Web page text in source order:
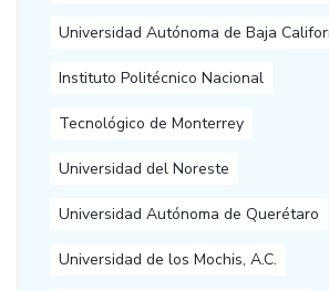
Universidad Autónoma de Baja
Instituto Politécnico Nacional
Tecnológico de Monterrey
Universidad del Noreste
Universidad Autónoma de Querétaro
Universidad de los Mochis, A.C.